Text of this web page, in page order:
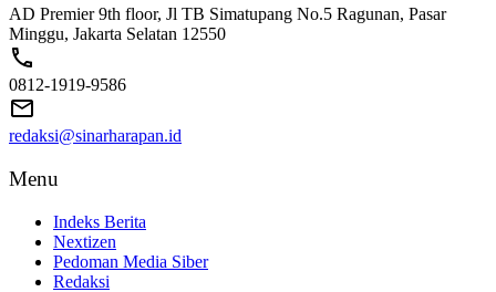
AD Premier 9th floor, Jl TB Simatupang No.5 Ragunan, Pasar
Minggu, Jakarta Selatan 12550
0812-1919-9586
redaksi@sinarharapan.id
Menu
Indeks Berita
Nextizen
Pedoman Media Siber
Redaksi